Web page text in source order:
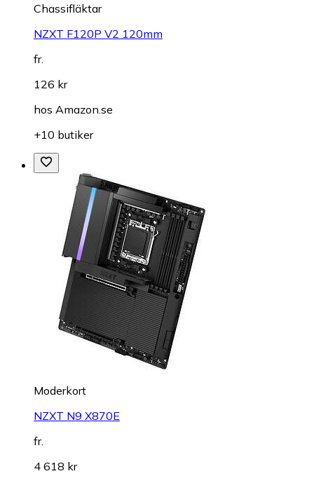
Chassifläktar
NZXT F120P V2 120mm
fr.
126 kr
hos Amazon.se
+10 butiker
Moderkort
NZXT N9 X870E
fr.
4 618 kr